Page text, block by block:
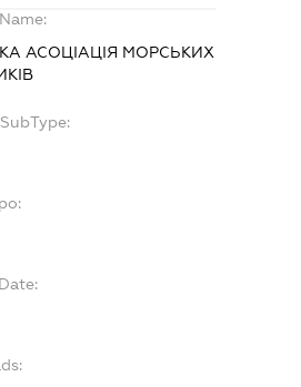
АСОЦІАЦІЯ МОРСЬКИХ